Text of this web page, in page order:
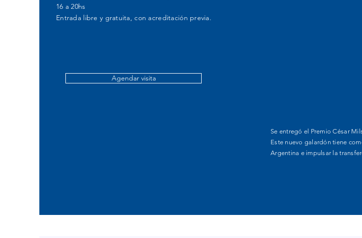
16 a 20hs
Entrada libre y gratuita, con acreditación previa.
Agendar visita
Se entregó el Premio César
Este nuevo galardón tiene
Argentina e impulsar la